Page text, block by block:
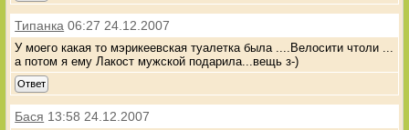
Типанка 06:27 24.12.2007
У моего какая то мэрикеевская туалетка была ....Велосити чтоли ...
а потом я ему Лакост мужской подарила...вещь з-)
Ответ
Бася 13:58 24.12.2007